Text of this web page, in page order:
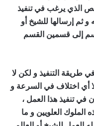
الذي يرغب في تنفيذ
ثم إرسالها للشيخ أو
إلى قسمين القسم
طريقة التنفيذ و لكن لا
أي اختلاف في السرعة و
تنفيذ هذا العمل ،
العلويين و ما